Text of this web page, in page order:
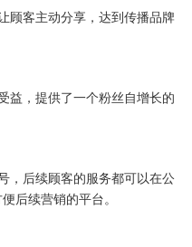
顾客主动分享，达到传播品牌
益，提供了一个粉丝自增长的
，后续顾客的服务都可以在公
后续营销的平台。